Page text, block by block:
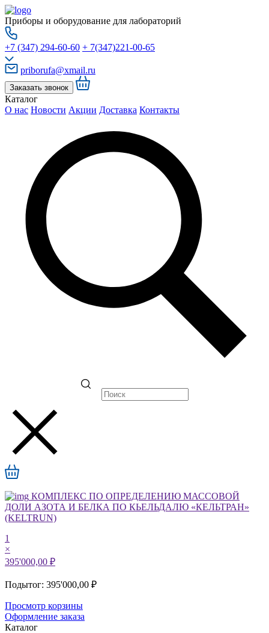
Приборы и оборудование для лабораторий
+7 (347) 294-60-60 + 7(347)221-00-65
priborufa@xmail.ru
Заказать звонок
Каталог
О нас Новости Акции Доставка Контакты
КОМПЛЕКС ПО ОПРЕДЕЛЕНИЮ МАССОВОЙ
ДОЛИ АЗОТА И БЕЛКА ПО КЬЕЛЬДАЛЮ «КЕЛЬТРАН»
(KELTRUN)
1
×
395'000,00 ₽
Подытог: 395'000,00 ₽
Просмотр корзины
Оформление заказа
Каталог